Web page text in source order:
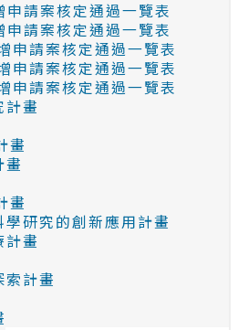
請案核定通過一覽表
請案核定通過一覽表
申請案核定通過一覽表
申請案核定通過一覽表
申請案核定通過一覽表
計畫
畫
畫
畫
研究的創新應用計畫
計畫
計畫